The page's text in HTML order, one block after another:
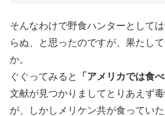
そんなわけで野食ハンターとして
らぬ、と思ったのですが、果たし
か。
ぐぐってみると
「アメリカでは食
文献が見つかりましてとりあえず
が、しかしメリケン共が食ってい